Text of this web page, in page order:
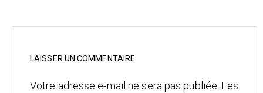
Fashion
Culinaire
Industrielle
LAISSER UN COMMENTAIRE
Votre adresse e-mail ne sera pas publiée. Les